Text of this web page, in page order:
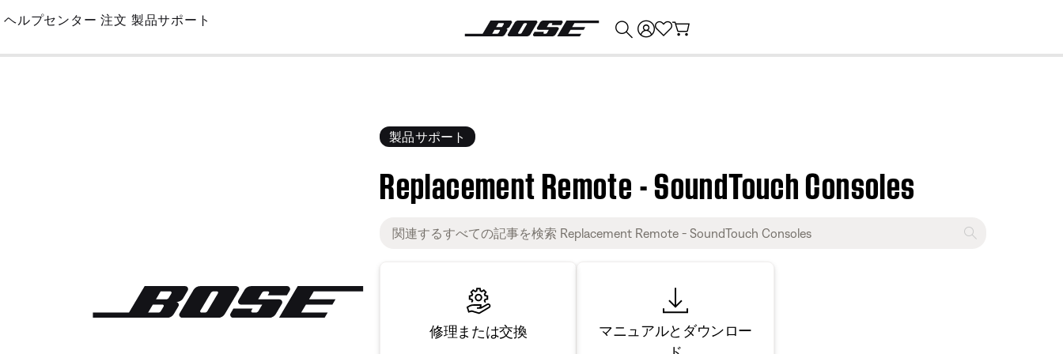
Skip
Main
ヘルプセンター 注文 製品サポート
製品サポート
Replacement Remote - SoundTouch Consoles
修理または交換
マニュアルとダウンロー